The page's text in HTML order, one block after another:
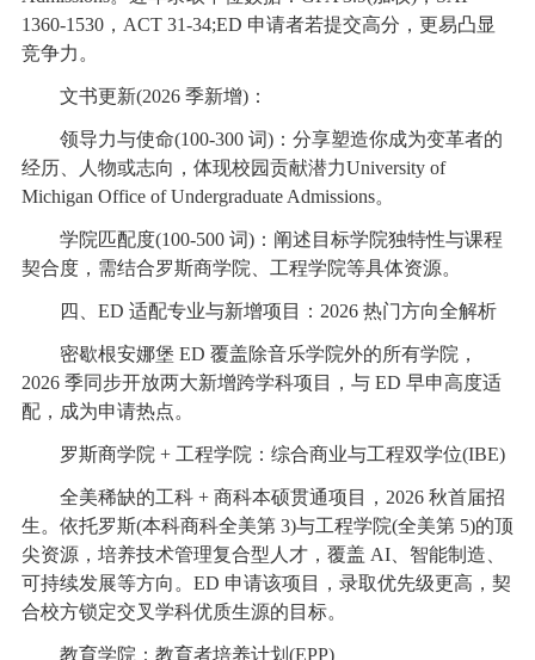
1360-1530，ACT 31-34;ED 申请者若提交高分，更易凸显
竞争力。
文书更新(2026 季新增)：
领导力与使命(100-300 词)：分享塑造你成为变革者的
经历、人物或志向，体现校园贡献潜力University of
Michigan Office of Undergraduate Admissions。
学院匹配度(100-500 词)：阐述目标学院独特性与课程
契合度，需结合罗斯商学院、工程学院等具体资源。
四、ED 适配专业与新增项目：2026 热门方向全解析
密歇根安娜堡 ED 覆盖除音乐学院外的所有学院，
2026 季同步开放两大新增跨学科项目，与 ED 早申高度适
配，成为申请热点。
罗斯商学院 + 工程学院：综合商业与工程双学位(IBE)
全美稀缺的工科 + 商科本硕贯通项目，2026 秋首届招
生。依托罗斯(本科商科全美第 3)与工程学院(全美第 5)的顶
尖资源，培养技术管理复合型人才，覆盖 AI、智能制造、
可持续发展等方向。ED 申请该项目，录取优先级更高，契
合校方锁定交叉学科优质生源的目标。
教育学院：教育者培养计划(EPP)